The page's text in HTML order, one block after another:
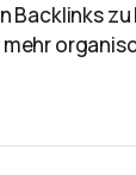
Backlinks